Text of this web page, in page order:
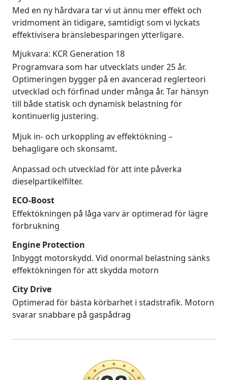
Med en ny hårdvara tar vi ut ännu mer effekt och
vridmoment än tidigare, samtidigt som vi lyckats
effektivisera bränslebesparingen ytterligare.
Mjukvara: KCR Generation 18
Programvara som har utvecklats under 25 år.
Optimeringen bygger på en avancerad reglerteori
utvecklad och förfinad under många år. Tar hänsyn
till både statisk och dynamisk belastning för
kontinuerlig justering.
Mjuk in- och urkoppling av effektökning –
behagligare och skonsamt.
Anpassad och utvecklad för att inte påverka
dieselpartikelfilter.
ECO-Boost
Effektökningen på låga varv är optimerad för lägre
förbrukning
Engine Protection
Inbyggt motorskydd. Vid onormal belastning sänks
effektökningen för att skydda motorn
City Drive
Optimerad för bästa körbarhet i stadstrafik. Motorn
svarar snabbare på gaspådrag